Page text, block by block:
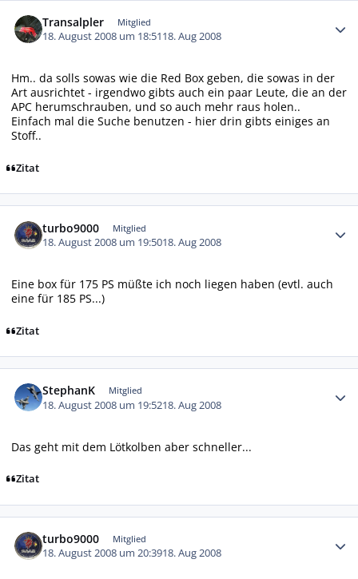
Transalpler Mitglied
18. August 2008 um 18:5118. Aug 2008
Hm.. da solls sowas wie die Red Box geben, die sowas in der
Art ausrichtet - irgendwo gibts auch ein paar Leute, die an der
APC herumschrauben, und so auch mehr raus holen..
Einfach mal die Suche benutzen - hier drin gibts einiges an
Stoff..
Zitat
turbo9000 Mitglied
18. August 2008 um 19:5018. Aug 2008
Eine box für 175 PS müßte ich noch liegen haben (evtl. auch
eine für 185 PS...)
Zitat
StephanK Mitglied
18. August 2008 um 19:5218. Aug 2008
Das geht mit dem Lötkolben aber schneller...
Zitat
turbo9000 Mitglied
18. August 2008 um 20:3918. Aug 2008